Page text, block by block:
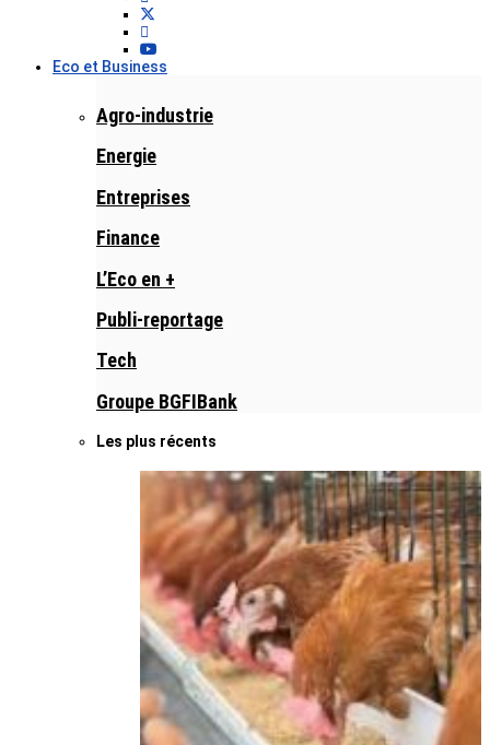
Eco et Business
Agro-industrie
Energie
Entreprises
Finance
L’Eco en +
Publi-reportage
Tech
Groupe BGFIBank
Les plus récents